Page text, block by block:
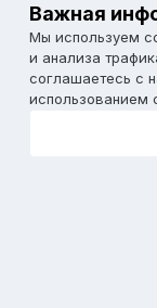
Важная
Мы используем
и анализа
соглашаетесь с
использованием